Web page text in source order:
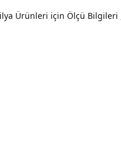
Ürünleri için Ölçü Bilgileri